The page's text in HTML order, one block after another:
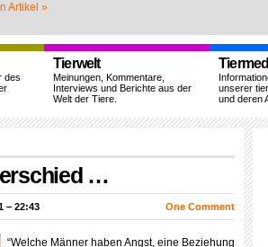
Artikel »
des
Tierwelt
Meinungen, Kommentare,
Interviews und Berichte aus der
Welt der Tiere.
unserer
und deren
…
– 22:43 One Comment
“Welche Männer haben Angst, eine Beziehung